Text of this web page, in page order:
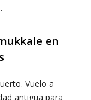
en
Vuelo a
antigua para